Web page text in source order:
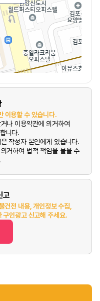
이용할 수 있습니다.
나 이용약관에 의거하여
니다.
작성자 본인에게 있습니다.
거하여 법적 책임을 물을 수
고
건전 내용, 개인정보 수집,
구인광고 신고해 주세요.